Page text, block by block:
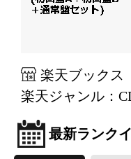
楽天ブックス
楽天ジャンル：
最新ランク